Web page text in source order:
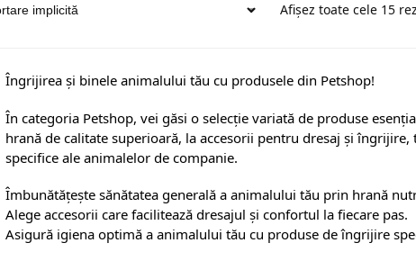
Afișez toate cele 15
Îngrijirea și binele animalului tău cu produsele din Petshop!
În categoria Petshop, vei găsi o selecție variată de produse
hrană de calitate superioară, la accesorii pentru dresaj și
specifice ale animalelor de companie.
Îmbunătățește sănătatea generală a animalului tău prin hrană
Alege accesorii care facilitează dresajul și confortul la fiecare pas.
Asigură igiena optimă a animalului tău cu produse de îngrijire